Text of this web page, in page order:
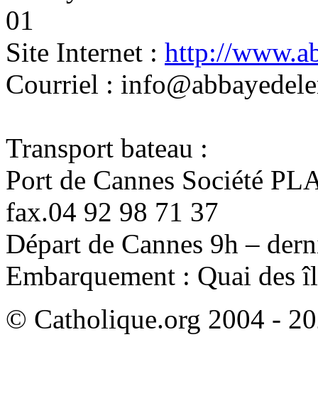
01
Site Internet : http://
Courriel :
Transport bateau :
Port de Cannes Société
fax.04 92 98 71 37
Départ de Cannes 9h –
Embarquement : Quai des
© Catholique.org 2004 -